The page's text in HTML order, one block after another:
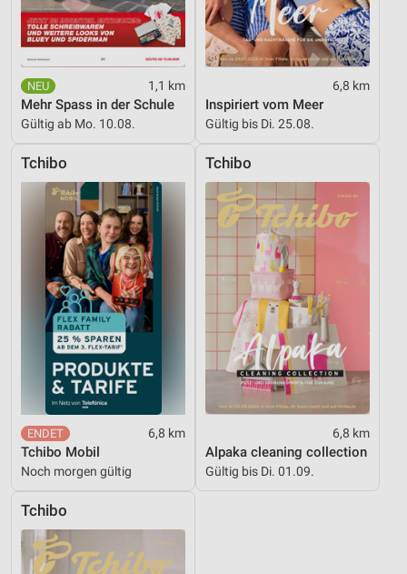
1,1 km
Mehr Spass in der Schule
Gültig ab Mo. 10.08.
6,8 km
Inspiriert vom Meer
Gültig bis Di. 25.08.
Tchibo
6,8 km
Tchibo Mobil
Noch morgen gültig
Tchibo
6,8 km
Alpaka cleaning collection
Gültig bis Di. 01.09.
Tchibo